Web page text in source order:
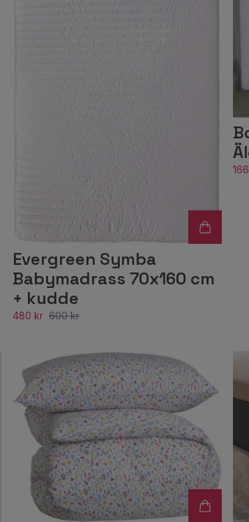
Evergreen Symba
Babymadrass 70x160 cm
+ kudde
480 kr 600 kr